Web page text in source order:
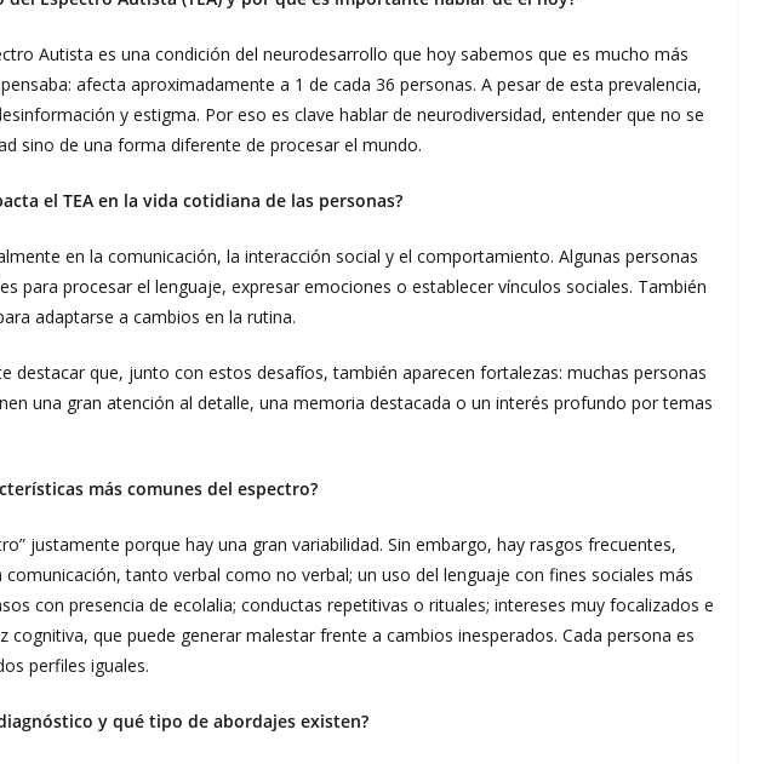
Autista es una condición del neurodesarrollo que hoy sabemos que es mucho más
afecta aproximadamente a 1 de cada 36 personas. A pesar de esta prevalencia,
y estigma. Por eso es clave hablar de neurodiversidad, entender que no se
sino de una forma diferente de procesar el mundo.
el TEA en la vida cotidiana de las personas?
en la comunicación, la interacción social y el comportamiento. Algunas personas
para procesar el lenguaje, expresar emociones o establecer vínculos sociales. También
adaptarse a cambios en la rutina.
destacar que, junto con estos desafíos, también aparecen fortalezas: muchas personas
una gran atención al detalle, una memoria destacada o un interés profundo por temas
más comunes del espectro?
justamente porque hay una gran variabilidad. Sin embargo, hay rasgos frecuentes,
tanto verbal como no verbal; un uso del lenguaje con fines sociales más
con presencia de ecolalia; conductas repetitivas o rituales; intereses muy focalizados e
cognitiva, que puede generar malestar frente a cambios inesperados. Cada persona es
perfiles iguales.
y qué tipo de abordajes existen?